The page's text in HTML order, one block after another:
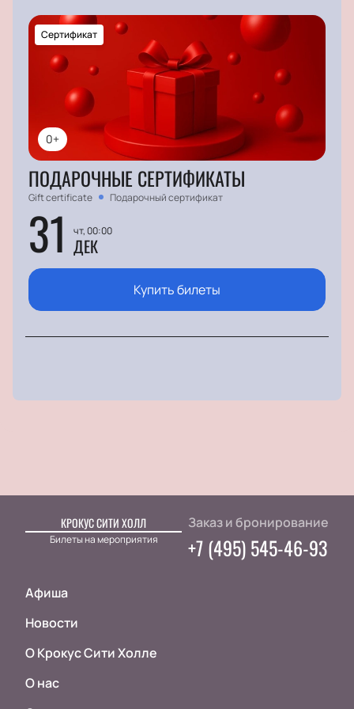
0+
Сертификат
ПОДАРОЧНЫЕ СЕРТИФИКАТЫ
Gift certificate Подарочный сертификат
31 чт, 00:00
ДЕК
Купить билеты
КРОКУС СИТИ ХОЛЛ
Билеты на мероприятия
Афиша
Новости
О Крокус Сити Холле
О нас
Заказ и бронирование
+7 (495) 545-46-93